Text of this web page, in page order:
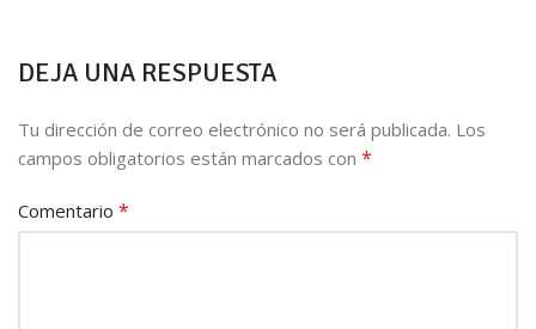
DEJA UNA RESPUESTA
Tu dirección de correo electrónico no será publicada. Los
campos obligatorios están marcados con *
Comentario *